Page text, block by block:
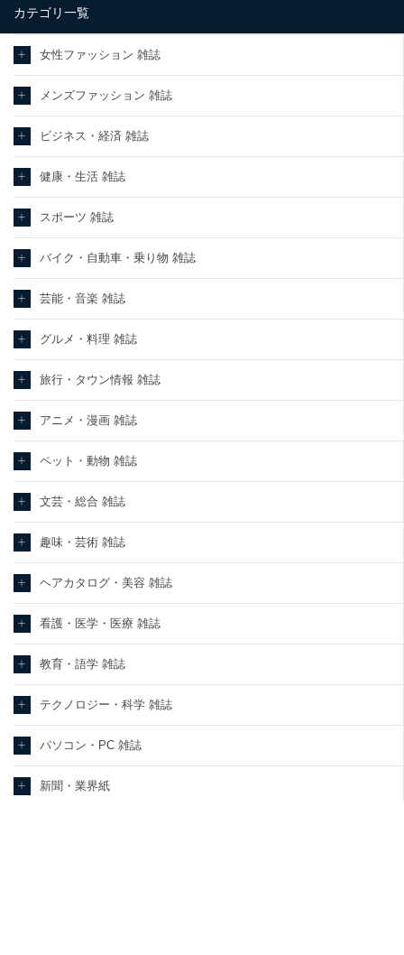
カテゴリ一覧
女性ファッション 雑誌
メンズファッション 雑誌
ビジネス・経済 雑誌
健康・生活 雑誌
スポーツ 雑誌
バイク・自動車・乗り物 雑誌
芸能・音楽 雑誌
グルメ・料理 雑誌
旅行・タウン情報 雑誌
アニメ・漫画 雑誌
ペット・動物 雑誌
文芸・総合 雑誌
趣味・芸術 雑誌
ヘアカタログ・美容 雑誌
看護・医学・医療 雑誌
教育・語学 雑誌
テクノロジー・科学 雑誌
パソコン・PC 雑誌
新聞・業界紙